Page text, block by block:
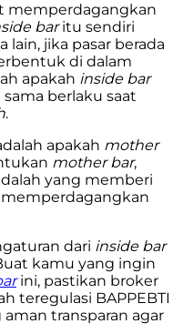
memperdagangkan
baritu sendiri
lain, jika pasar berada
di dalam
apakah inside bar
sama berlaku saat
.
apakah mother
mother bar,
yang memberi
dari inside bar
kamu yang ingin
ini, pastikan broker
teregulasi BAPPEBTI
transparan agar